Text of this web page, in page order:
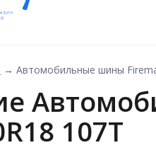
→ Автомобильные шины
107T